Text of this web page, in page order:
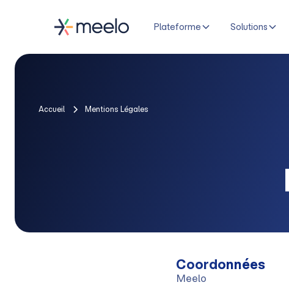
Plateforme Solutions
Accueil Mentions Légales
Coordonnées
Meelo